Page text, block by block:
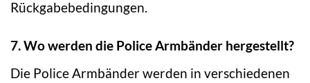
Rückgabebedingungen.
7. Wo werden die Police Armbänder hergestellt?
Die Police Armbänder werden in verschiedenen